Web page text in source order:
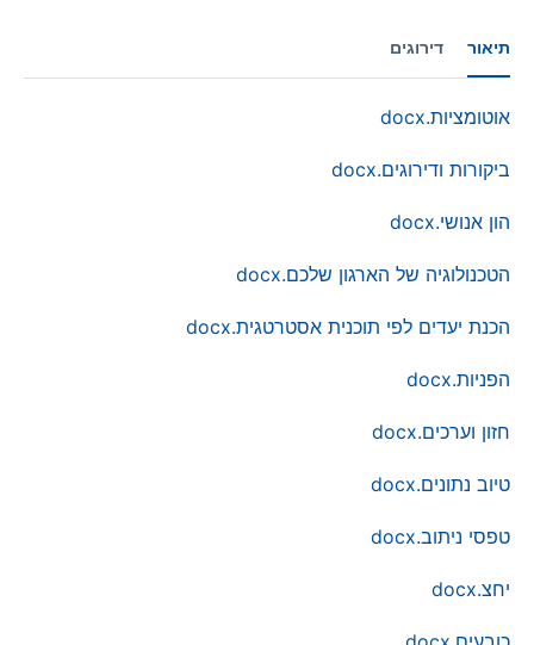
תיאור דירוגים
אוטומציות.docx
ביקורות ודירוגים.docx
הון אנושי.docx
הטכנולוגיה של הארגון שלכם.docx
הכנת יעדים לפי תוכנית אסטרטגית.docx
הפניות.docx
חזון וערכים.docx
טיוב נתונים.docx
טפסי ניתוב.docx
יחצ.docx